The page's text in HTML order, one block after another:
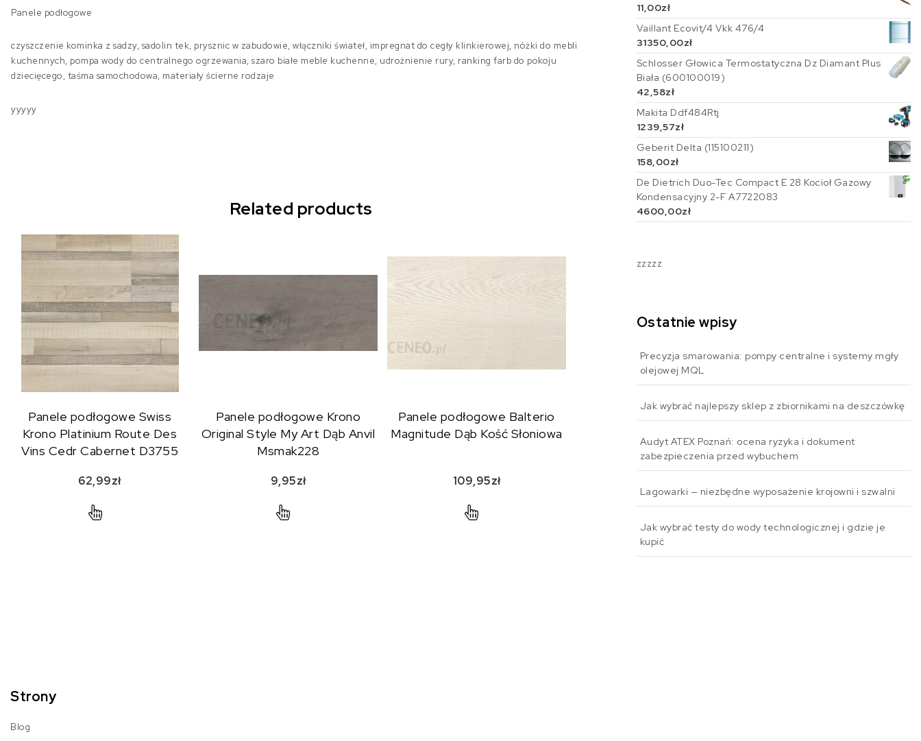
Panele podłogowe
czyszczenie kominka z sadzy, sadolin tek, prysznic w zabudowie, włączniki świateł, impregnat do cegły klinkierowej, nóżki do mebli
kuchennych, pompa wody do centralnego ogrzewania, szaro białe meble kuchenne, udrożnienie rury, ranking farb do pokoju
dziecięcego, taśma samochodowa, materiały ścierne rodzaje
yyyyy
Related products
Panele podłogowe Swiss
Krono Platinium Route Des
Vins Cedr Cabernet D3755
62,99zł
Panele podłogowe Krono
Original Style My Art Dąb Anvil
Msmak228
9,95zł
Panele podłogowe Balterio
Magnitude Dąb Kość Słoniowa
109,95zł
11,00zł
Vaillant Ecovit/4 Vkk 476/4
31350,00zł
Schlosser Głowica Termostatyczna Dz Diamant Plus
Biała (600100019)
42,58zł
Makita Ddf484Rtj
1239,57zł
Geberit Delta (115100211)
158,00zł
De Dietrich Duo-Tec Compact E 28 Kocioł Gazowy
Kondensacyjny 2-F A7722083
4600,00zł
zzzzz
Ostatnie wpisy
Precyzja smarowania: pompy centralne i systemy mgły
olejowej MQL
Jak wybrać najlepszy sklep z zbiornikami na deszczówkę
Audyt ATEX Poznań: ocena ryzyka i dokument
zabezpieczenia przed wybuchem
Lagowarki — niezbędne wyposażenie krojowni i szwalni
Jak wybrać testy do wody technologicznej i gdzie je
kupić
Strony
Blog